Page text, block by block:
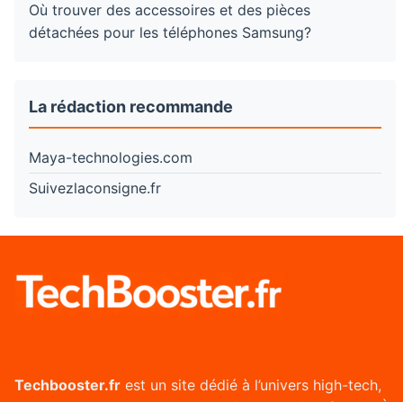
Où trouver des accessoires et des pièces
détachées pour les téléphones Samsung?
La rédaction recommande
Maya-technologies.com
Suivezlaconsigne.fr
Techbooster.fr est un site dédié à l’univers high-tech,